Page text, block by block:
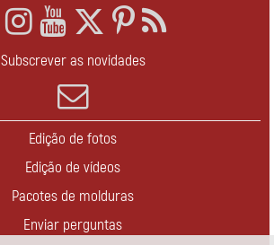
Subscrever as novidades
Edição de fotos
Edição de vídeos
Pacotes de molduras
Enviar perguntas